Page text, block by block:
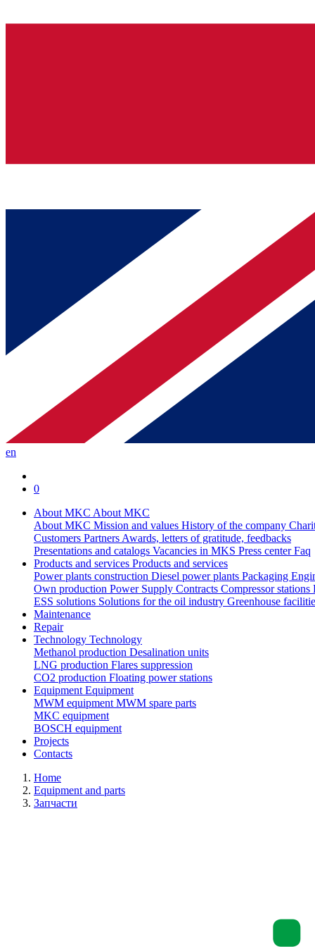
en
0
About MKC About MKC
About MKC Mission and values History of the company
Customers PartnersAwards, letters of gratitude, feedbacks
Presentations and catalogs Vacancies in MKS Press centerFaq
Products and services Products and services
Power plants construction Diesel power plants Packaging
Own production Power Supply Contracts Compressor stations
ESS solutions Solutions for the oil industry Greenhouse
Maintenance
Repair
Technology Technology
Methanol production Desalination units
LNG production Flares suppression
СО2 production Floating power stations
EquipmentEquipment
MWM equipmentMWM spare parts
MKC equipment
BOSCH equipment
Projects
Contacts
Home
Equipment and parts
Запчасти